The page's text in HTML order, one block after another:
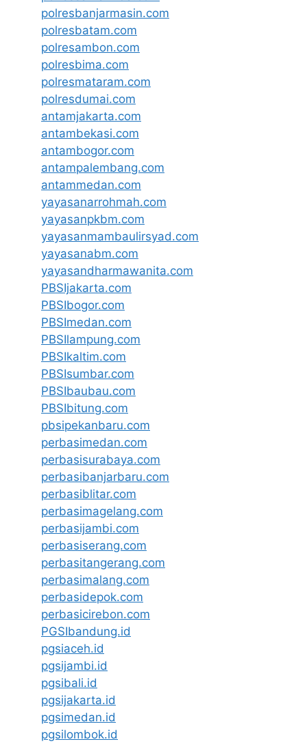
polresbanjarmasin.com
polresbatam.com
polresambon.com
polresbima.com
polresmataram.com
polresdumai.com
antamjakarta.com
antambekasi.com
antambogor.com
antampalembang.com
antammedan.com
yayasanarrohmah.com
yayasanpkbm.com
yayasanmambaulirsyad.com
yayasanabm.com
yayasandharmawanita.com
PBSIjakarta.com
PBSIbogor.com
PBSImedan.com
PBSIlampung.com
PBSIkaltim.com
PBSIsumbar.com
PBSIbaubau.com
PBSIbitung.com
pbsipekanbaru.com
perbasimedan.com
perbasisurabaya.com
perbasibanjarbaru.com
perbasiblitar.com
perbasimagelang.com
perbasijambi.com
perbasiserang.com
perbasitangerang.com
perbasimalang.com
perbasidepok.com
perbasicirebon.com
PGSIbandung.id
pgsiaceh.id
pgsijambi.id
pgsibali.id
pgsijakarta.id
pgsimedan.id
pgsilombok.id